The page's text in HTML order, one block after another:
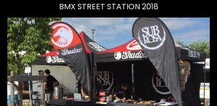
BMX STREET STATION 2018